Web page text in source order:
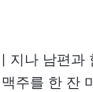
지나 남편과
주를 한 잔